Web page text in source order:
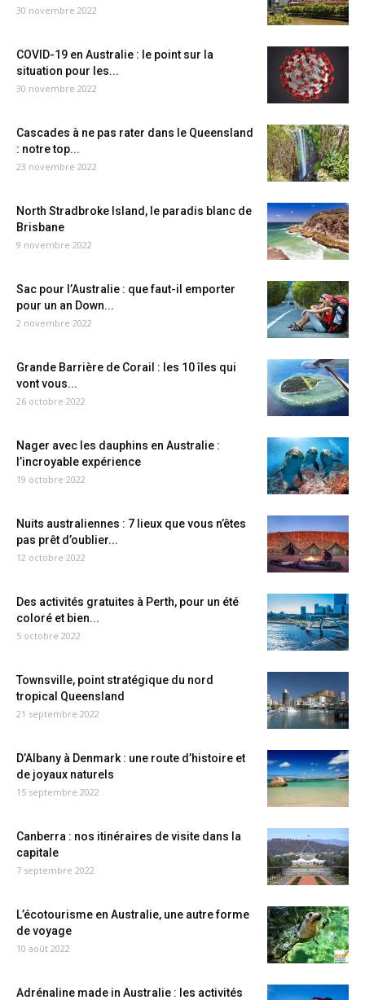
30 novembre 2022
COVID-19 en Australie : le point sur la
situation pour les...
30 novembre 2022
Cascades à ne pas rater dans le Queensland
: notre top...
23 novembre 2022
North Stradbroke Island, le paradis blanc de
Brisbane
9 novembre 2022
Sac pour l’Australie : que faut-il emporter
pour un an Down...
2 novembre 2022
Grande Barrière de Corail : les 10 îles qui
vont vous...
26 octobre 2022
Nager avec les dauphins en Australie :
l’incroyable expérience
19 octobre 2022
Nuits australiennes : 7 lieux que vous n’êtes
pas prêt d’oublier...
12 octobre 2022
Des activités gratuites à Perth, pour un été
coloré et bien...
5 octobre 2022
Townsville, point stratégique du nord
tropical Queensland
21 septembre 2022
D’Albany à Denmark : une route d’histoire et
de joyaux naturels
15 septembre 2022
Canberra : nos itinéraires de visite dans la
capitale
7 septembre 2022
L’écotourisme en Australie, une autre forme
de voyage
10 août 2022
Adrénaline made in Australie : les activités